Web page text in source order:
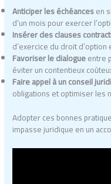
Anticiper les échéancesen
d’un mois pour exercer
Insérer des clauses
d’exercice du droit d’option
Favoriser le dialogueentre
éviter un contentieux
Faire appel à un conseil
obligations et optimiser les
Adopter ces bonnes
impasse juridique en un